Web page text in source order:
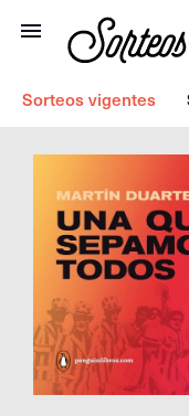
Sorteos vigentes